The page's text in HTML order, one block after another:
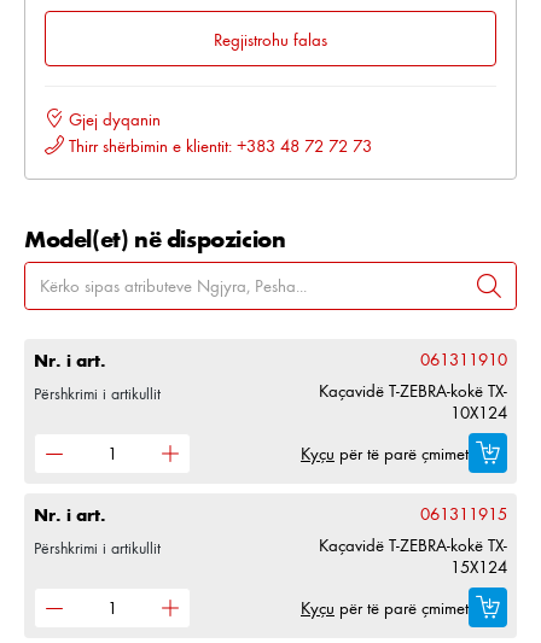
Regjistrohu falas
Gjej dyqanin
Thirr shërbimin e klientit: +383 48 72 72 73
Model(et) në dispozicion
Nr. i art. 061311910
Përshkrimi i artikullit
Kaçavidë T-ZEBRA-kokë TX-
10X124
Kyçu për të parë çmimet
Nr. i art. 061311915
Përshkrimi i artikullit
Kaçavidë T-ZEBRA-kokë TX-
15X124
Kyçu për të parë çmimet